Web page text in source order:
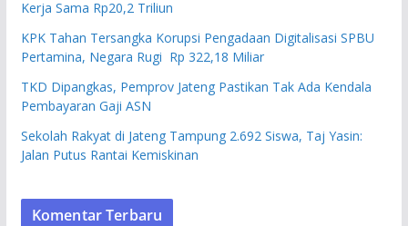
Kerja Sama Rp20,2 Triliun
KPK Tahan Tersangka Korupsi Pengadaan Digitalisasi SPBU
Pertamina, Negara Rugi Rp 322,18 Miliar
TKD Dipangkas, Pemprov Jateng Pastikan Tak Ada Kendala
Pembayaran Gaji ASN
Sekolah Rakyat di Jateng Tampung 2.692 Siswa, Taj Yasin:
Jalan Putus Rantai Kemiskinan
Komentar Terbaru